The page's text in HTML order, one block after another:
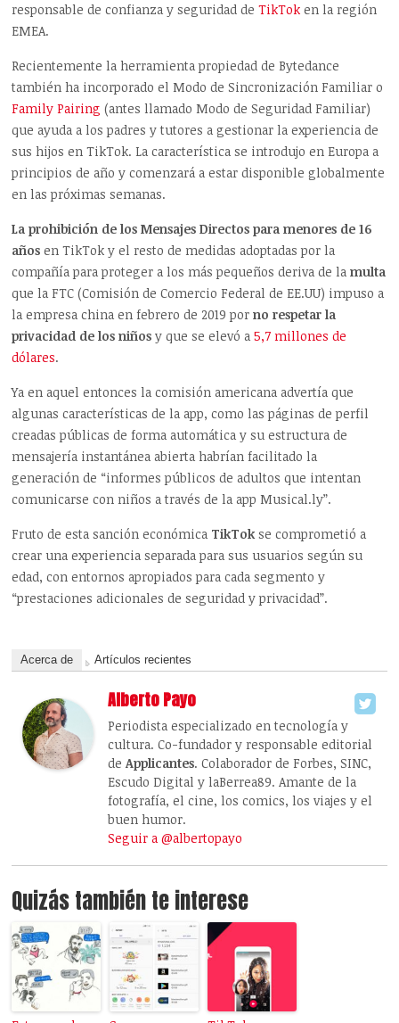
responsable de confianza y seguridad deTikTok en la región
EMEA.
Recientemente la herramienta propiedad de Bytedance
también ha incorporado el Modo de Sincronización Familiar o
Family Pairing (antes llamado Modo de Seguridad Familiar)
que ayuda a los padres y tutores a gestionar la experiencia de
sus hijos en TikTok. La característica se introdujo en Europa a
principios de año y comenzará a estar disponible globalmente
en las próximas semanas.
La prohibición de los Mensajes Directos para menores de 16
años en TikTok y el resto de medidas adoptadas por la
compañía para proteger a los más pequeños deriva de lamulta
que la FTC (Comisión de Comercio Federal de EE.UU) impuso a
la empresa china en febrero de 2019 porno respetar la
privacidad de los niños y que se elevó a5,7 millones de
dólares.
Ya en aquel entonces la comisión americana advertía que
algunas características de la app, como las páginas de perfil
creadas públicas de forma automática y su estructura de
mensajería instantánea abierta habrían facilitado la
generación de “informes públicos de adultos que intentan
comunicarse con niños a través de la app Musical.ly”.
Fruto de esta sanción económica TikTokse comprometió a
crear una experiencia separada para sus usuarios según su
edad, con entornos apropiados para cada segmento y
“prestaciones adicionales de seguridad y privacidad”.
Acerca de Artículos recientes
Alberto Payo
Periodista especializado en tecnología y
cultura. Co-fundador y responsable editorial
deApplicantes. Colaborador de Forbes, SINC,
Escudo Digital y laBerrea89. Amante de la
fotografía, el cine, los comics, los viajes y el
buen humor.
Seguir a @albertopayo
Quizás también te interese